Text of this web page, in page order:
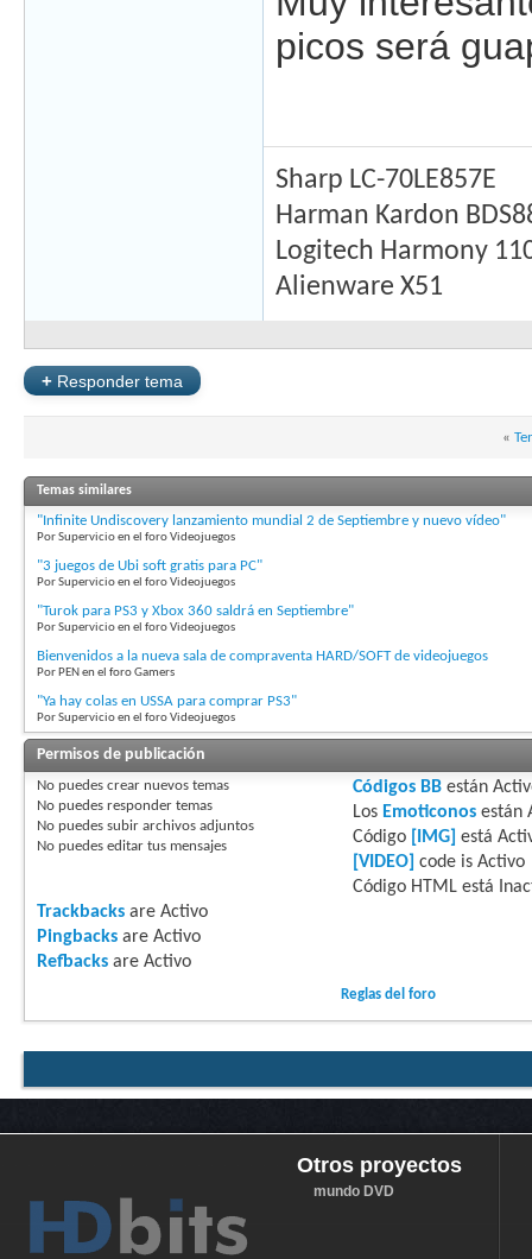
picos será
Sharp LC-70LE857E
Harman Kardon
Logitech Harmony
Alienware X51
+ Responder tema
«
Temas similares
"Infinite Undiscovery lanzamiento mundial 2 de Septiembre y nuevo vídeo"
Por Supervicio en el foro Videojuegos
"3 juegos de Ubi soft gratis para PC"
Por Supervicio en el foro Videojuegos
"Turok para PS3 y Xbox 360 saldrá en Septiembre"
Por Supervicio en el foro Videojuegos
Bienvenidos a la nueva sala de compraventa HARD/SOFT de videojuegos
Por PEN en el foro Gamers
"Ya hay colas en USSA para comprar PS3"
Por Supervicio en el foro Videojuegos
Permisos de publicación
No puedes crear nuevos temas
No puedes responder temas
No puedes subir archivos adjuntos
No puedes editar tus mensajes
Códigos BBestán
Los Emoticonosestán
Código
[IMG] está
[VIDEO] code is Activo
Código HTML está
Trackbacks are Activo
Pingbacks are Activo
Refbacks are Activo
Reglas del foro
Otros proyectos
mundo DVD